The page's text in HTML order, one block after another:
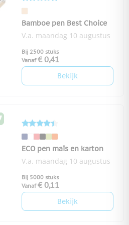
Bamboe pen Best Choice
V.a. maandag 10 augustus
Bij 2500 stuks
Vanaf € 0,41
Bekijk
ECO pen maïs en karton
V.a. maandag 10 augustus
Bij 5000 stuks
Vanaf € 0,11
Bekijk